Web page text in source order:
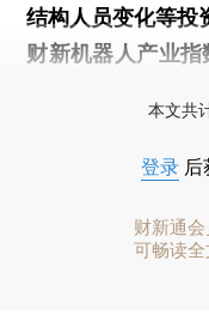
结构人员变化等投
财新机器人产业指
本文共
登录 后
财新通会
可畅读全